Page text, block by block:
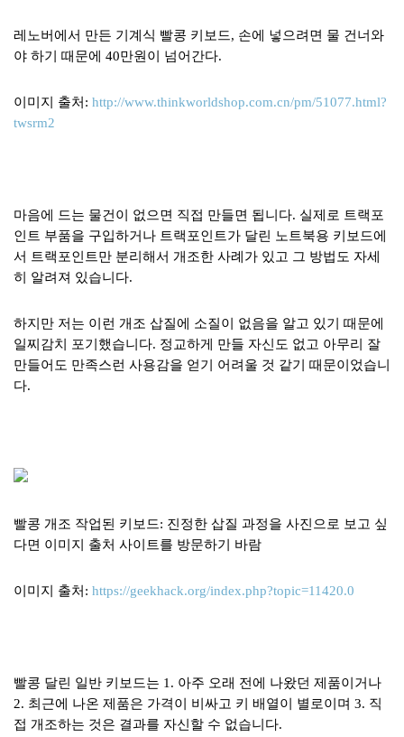
레노버에서 만든 기계식 빨콩 키보드, 손에 넣으려면 물 건너와
야 하기 때문에 40만원이 넘어간다.
이미지 출처: http://www.thinkworldshop.com.cn/pm/51077.html?
twsrm2
마음에 드는 물건이 없으면 직접 만들면 됩니다. 실제로 트랙포
인트 부품을 구입하거나 트랙포인트가 달린 노트북용 키보드에
서 트랙포인트만 분리해서 개조한 사례가 있고 그 방법도 자세
히 알려져 있습니다.
하지만 저는 이런 개조 삽질에 소질이 없음을 알고 있기 때문에
일찌감치 포기했습니다. 정교하게 만들 자신도 없고 아무리 잘
만들어도 만족스런 사용감을 얻기 어려울 것 같기 때문이었습니
다.
빨콩 개조 작업된 키보드: 진정한 삽질 과정을 사진으로 보고 싶
다면 이미지 출처 사이트를 방문하기 바람
이미지 출처: https://geekhack.org/index.php?topic=11420.0
빨콩 달린 일반 키보드는 1. 아주 오래 전에 나왔던 제품이거나
2. 최근에 나온 제품은 가격이 비싸고 키 배열이 별로이며 3. 직
접 개조하는 것은 결과를 자신할 수 없습니다.